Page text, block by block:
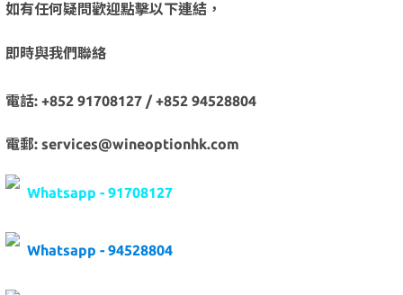
如有任何疑問歡迎點擊以下連結，
即時與我們聯絡
電話: +852 91708127 / +852 94528804
電郵: services@wineoptionhk.com
Whatsapp - 91708127
Whatsapp - 94528804